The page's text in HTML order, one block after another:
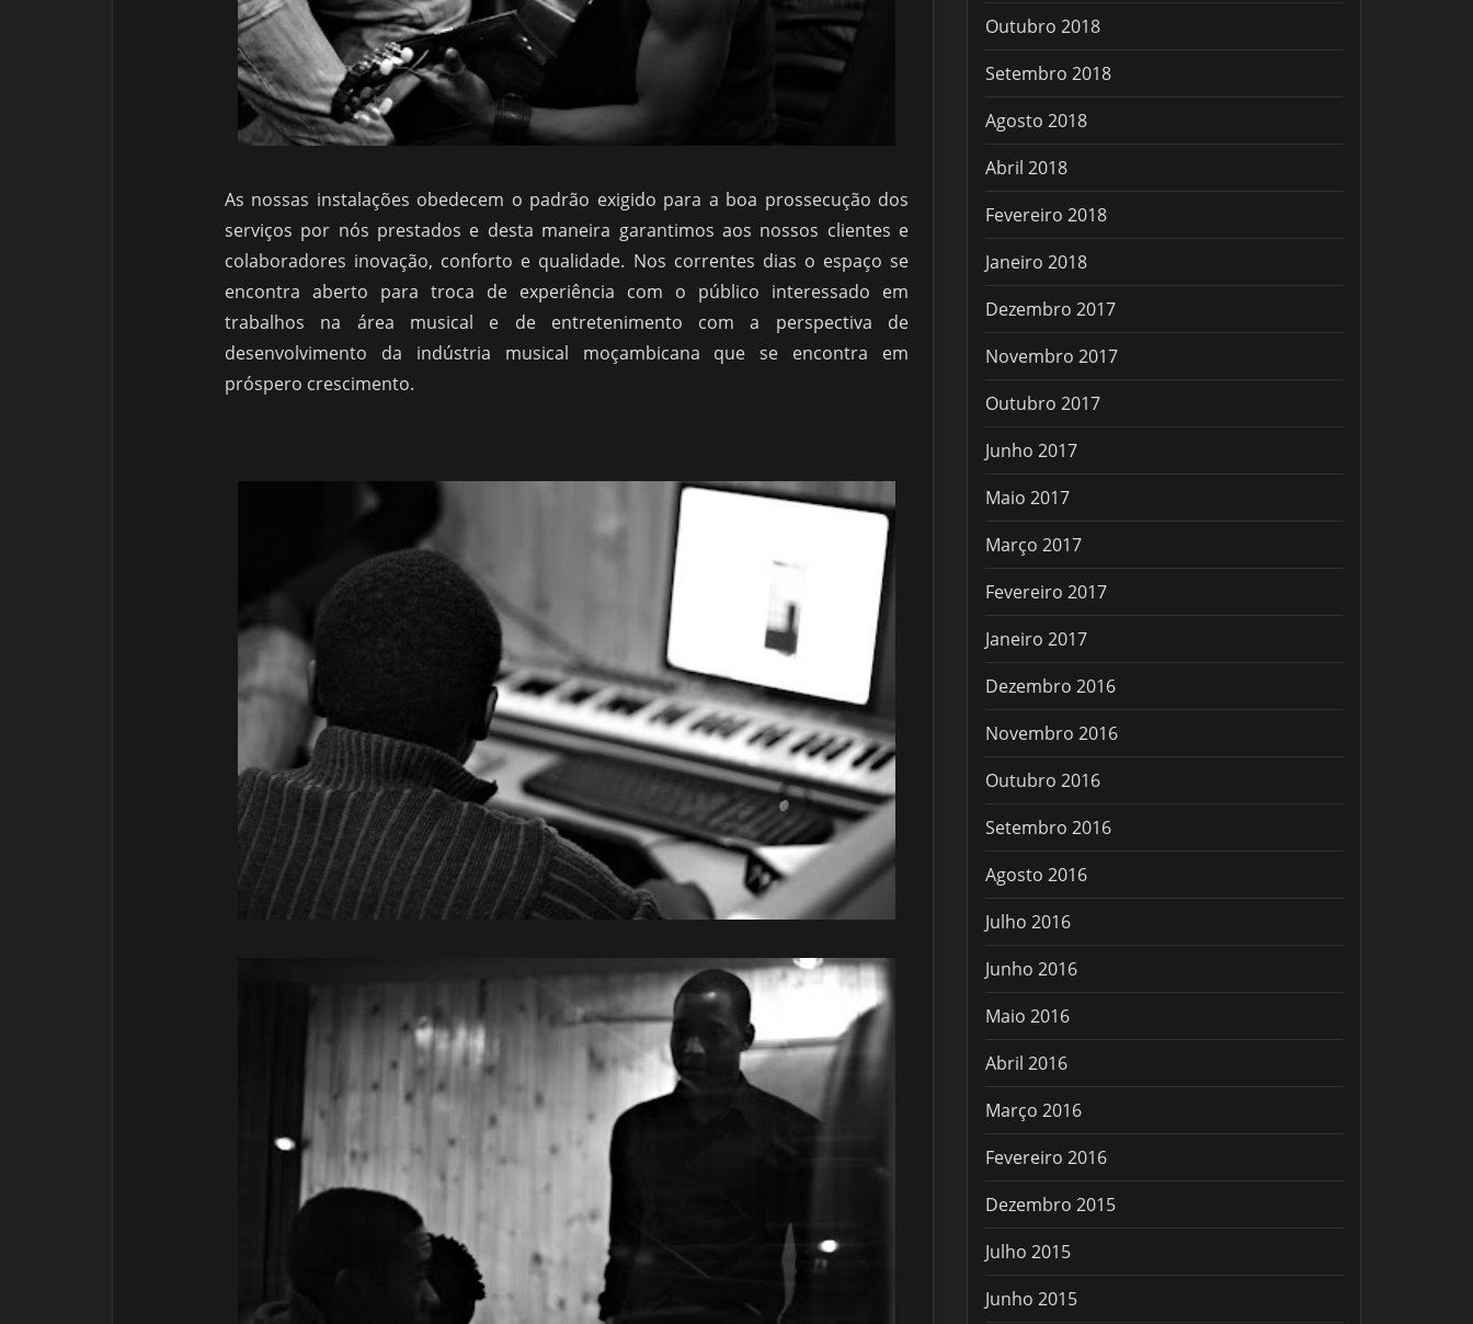
As nossas instalações obedecem o padrão exigido para a boa prossecução dos
serviços por nós prestados e desta maneira garantimos aos nossos clientes e
colaboradores inovação, conforto e qualidade. Nos correntes dias o espaço se
encontra aberto para troca de experiência com o público interessado em
trabalhos na área musical e de entretenimento com a perspectiva de
desenvolvimento da indústria musical moçambicana que se encontra em
próspero crescimento.
Outubro 2018
Setembro 2018
Agosto 2018
Abril 2018
Fevereiro 2018
Janeiro 2018
Dezembro 2017
Novembro 2017
Outubro 2017
Junho 2017
Maio 2017
Março 2017
Fevereiro 2017
Janeiro 2017
Dezembro 2016
Novembro 2016
Outubro 2016
Setembro 2016
Agosto 2016
Julho 2016
Junho 2016
Maio 2016
Abril 2016
Março 2016
Fevereiro 2016
Dezembro 2015
Julho 2015
Junho 2015